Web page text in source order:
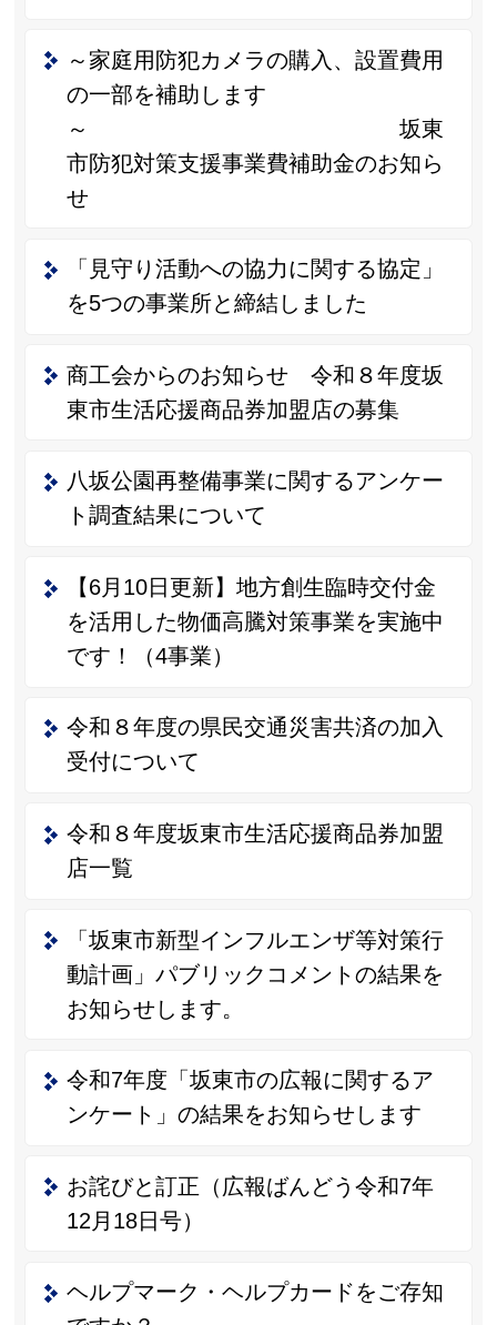
～家庭用防犯カメラの購入、設置費用
の一部を補助します
～ 坂東
市防犯対策支援事業費補助金のお知ら
せ
「見守り活動への協力に関する協定」
を5つの事業所と締結しました
商工会からのお知らせ 令和８年度坂
東市生活応援商品券加盟店の募集
八坂公園再整備事業に関するアンケー
ト調査結果について
【6月10日更新】地方創生臨時交付金
を活用した物価高騰対策事業を実施中
です！（4事業）
令和８年度の県民交通災害共済の加入
受付について
令和８年度坂東市生活応援商品券加盟
店一覧
「坂東市新型インフルエンザ等対策行
動計画」パブリックコメントの結果を
お知らせします。
令和7年度「坂東市の広報に関するア
ンケート」の結果をお知らせします
お詫びと訂正（広報ばんどう令和7年
12月18日号）
ヘルプマーク・ヘルプカードをご存知